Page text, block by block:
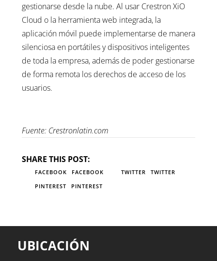
gestionarse desde la nube. Al usar Crestron XiO
Cloud o la herramienta web integrada, la
aplicación móvil puede implementarse de manera
silenciosa en portátiles y dispositivos inteligentes
de toda la empresa, además de poder gestionarse
de forma remota los derechos de acceso de los
usuarios.
Fuente: Crestronlatin.com
SHARE THIS POST:
FACEBOOK FACEBOOK TWITTER
TWITTER
PINTEREST
PINTEREST
UBICACIÓN